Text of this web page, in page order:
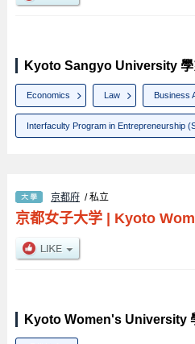
Kyoto Sangyo University 學
Economics Law Business
Interfaculty Program in Entrepreneurship
京都府 / 私立
京都女子大学| Kyoto
Kyoto Women's University